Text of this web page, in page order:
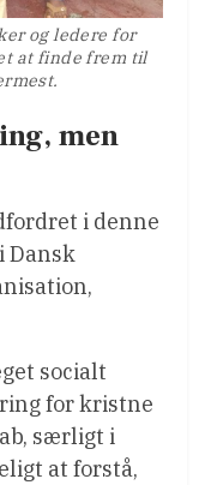
og ledere for
at finde frem til
men
i denne
Dansk
socialt
for kristne
særligt i
at forstå,